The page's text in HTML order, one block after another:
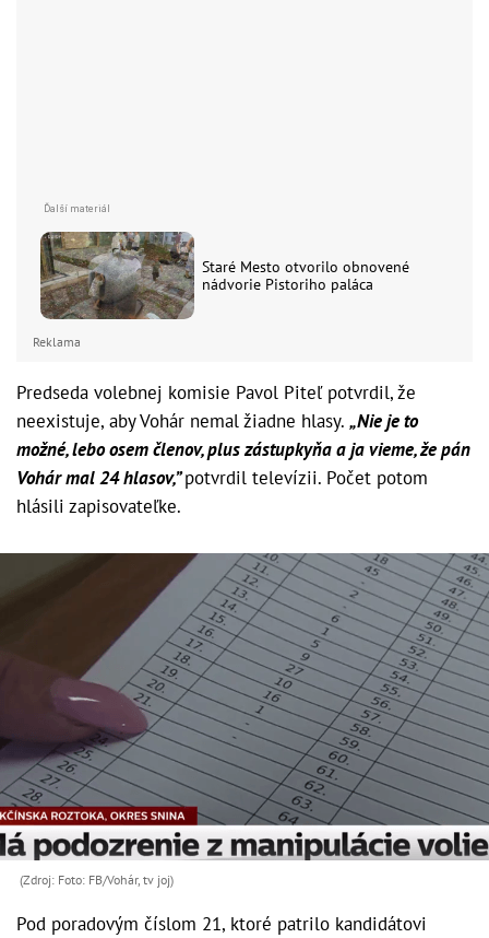
Staré Mesto otvorilo obnovené
nádvorie Pistoriho paláca
Reklama
Predseda volebnej komisie Pavol Piteľ potvrdil, že
neexistuje, aby Vohár nemal žiadne hlasy. „Nie je to
možné, lebo osem členov, plus zástupkyňa a ja vieme, že pán
Vohár mal 24 hlasov,”potvrdil televízii. Počet potom
hlásili zapisovateľke.
(Zdroj: Foto: FB/Vohár, tv joj)
Pod poradovým číslom 21, ktoré patrilo kandidátovi